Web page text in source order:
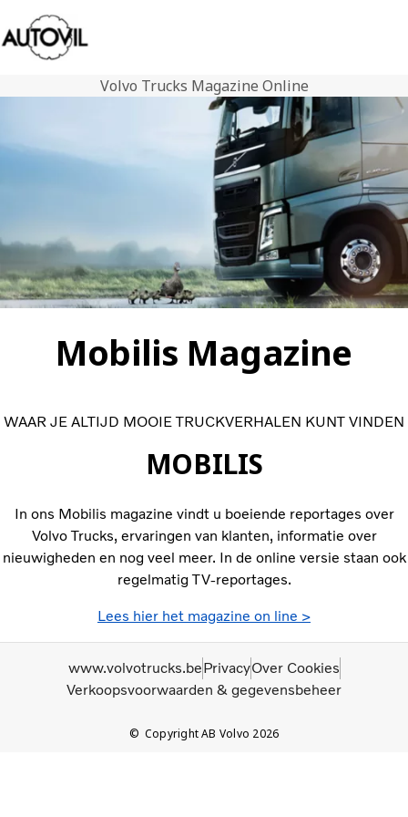
Contact
Volvo Trucks
Contact
Volvo Trucks Magazine Online
Mobilis Magazine
WAAR JE ALTIJD MOOIE TRUCKVERHALEN KUNT VINDEN
MOBILIS
In ons Mobilis magazine vindt u boeiende reportages over
Volvo Trucks, ervaringen van klanten, informatie over
nieuwigheden en nog veel meer. In de online versie staan ook
regelmatig TV-reportages.
Lees hier het magazine on line >
Copyright AB Volvo 2026
www.volvotrucks.bePrivacyOver Cookies
Verkoopsvoorwaarden & gegevensbeheer